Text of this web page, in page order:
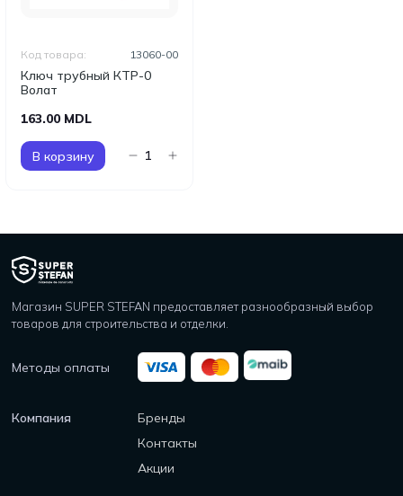
Ключ трубный КТР-0
Волат
Код товара: 13060-00
163.00 MDL
В корзину
Магазин SUPER STEFAN предоставляет разнообразный выбор
товаров для строительства и отделки.
Методы оплаты
Компания
Бренды
Контакты
Акции